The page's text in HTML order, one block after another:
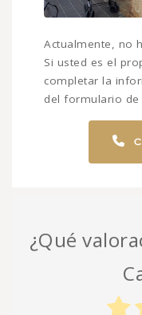
Actualmente, no
Si usted es el
completar la
del formulario de
¿Qué